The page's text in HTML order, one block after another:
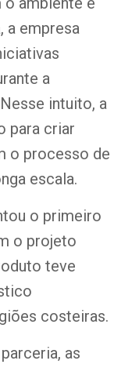
a empresa
a
intuito, a
para criar
o processo de
escala.
o primeiro
o projeto
teve
costeiras.
as